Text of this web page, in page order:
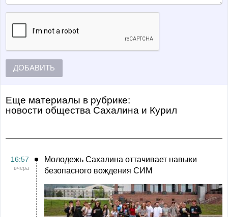
ДОБАВИТЬ
Еще материалы в рубрике:
Новости общества Сахалина и Курил
16:57
вчера
Молодежь Сахалина оттачивает навыки
безопасного вождения СИМ